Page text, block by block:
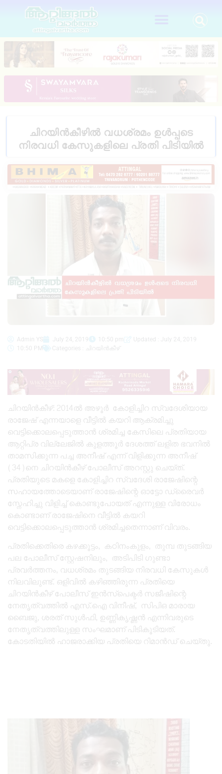
ചിറയിൻകീഴിൽ വധശ്രമം ഉൾപ്പടെ
നിരവധി കേസുകളിലെ പ്രതി പിടിയിൽ
Admin YS July 24, 2019 10:50 pm
Updated : July 24, 2019
10:50 PM
Categories : ചിറയിൻകീഴ്
ചിറയിൻകീഴ്: 2014ൽ അഴൂർ കോളിച്ചിറ സ്വദേശിയായ
രാജേഷ് എന്നയാളെ വീട്ടിൽ കയറി ആക്രമിച്ചു
വെട്ടിക്കൊലപ്പെടുത്താൻ ശ്രമിച്ച കേസിലെ പ്രതിയായ
ആറ്റിപ്ര വില്ലേജിൽ കുളത്തൂർ ദേശത്ത് ലളിത ഭവനിൽ
താമസിക്കുന്ന പച്ച അനീഷ് എന്ന് വിളിക്കുന്ന അനീഷ്
(34)നെ ചിറയിൻകീഴ് പോലീസ് അറസ്റ്റു ചെയ്ത്.
പ്രതിയുടെ മകളെ കോളിച്ചിറ സ്വദേശി രാജേഷിന്റെ
സഹായത്തോടെയാണ് രാജേഷിന്റെ ഓട്ടോ ഡ്രൈവർ
സ്നേഹിച്ചു വിളിച്ച് കൊണ്ടുപോയത് എന്നുള്ള വിരോധം
കൊണ്ടാണ് രാജേഷിനെ വീട്ടിൽ കയറി
വെട്ടിക്കൊലപ്പെടുത്താൻ ശ്രമിച്ചതെന്നാണ് വിവരം.
പ്രതിക്കെതിരെ കഴക്കൂട്ടം, കഠിനംകുളം, തുമ്പ തുടങ്ങിയ
പല പോലീസ് സ്റ്റേഷനിലും, അടിപിടി ഗുണ്ടാ
പ്രവർത്തനം, വധശ്രമം തുടങ്ങിയ നിരവധി കേസുകൾ
നിലവിലുണ്ട്. ഒളിവിൽ കഴിഞ്ഞിരുന്ന പ്രതിയെ
ചിറയിൻകീഴ് പോലീസ് ഇൻസ്പെക്ടർ സജീഷിന്റെ
നേതൃത്വത്തിൽ എസ്.ഐ വിനീഷ്, സിപിഒ മാരായ
ബൈജു, ശരത് സുൾഫി, ഉണ്ണികൃഷ്ണൻ എന്നിവരുടെ
നേതൃത്വത്തിലുള്ള സംഘമാണ് പിടികൂടിയത്.
കോടതിയിൽ ഹാജരാക്കിയ പ്രതിയെ റിമാൻഡ് ചെയ്തു.